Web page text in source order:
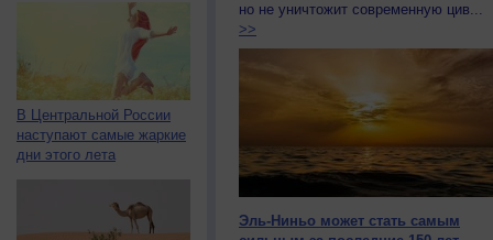
В Центральной России
наступают самые жаркие
дни этого лета
но не уничтожит современную цив...
>>
Эль-Ниньо может стать самым